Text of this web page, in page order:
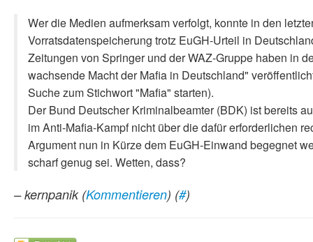
Wer die Medien aufmerksam verfolgt, konnte in den
Vorratsdatenspeicherung trotz EuGH-Urteil in
Zeitungen von Springer und der WAZ-Gruppe haben in
wachsende Macht der Mafia in Deutschland"
Suche zum Stichwort "Mafia" starten).
Der Bund Deutscher Kriminalbeamter (BDK) ist bereits
im Anti-Mafia-Kampf nicht über die dafür erforderlichen
Argument nun in Kürze dem EuGH-Einwand begegnet
scharf genug sei. Wetten, dass?
– kernpanik (Kommentieren) (#)